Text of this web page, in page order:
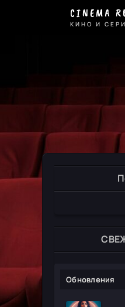
CINEMA
КИНО И
Обновления